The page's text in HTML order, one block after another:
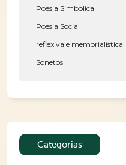
Poesia Simbolica
Poesia Social
reflexiva e memorialística
Sonetos
Categorias